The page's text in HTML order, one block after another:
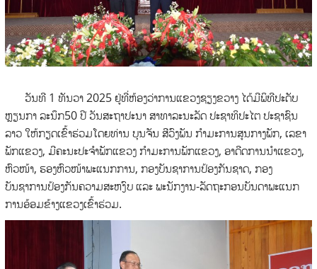
ວັນທີ 1 ທັນວາ 2025 ຢູ່ທີ່ຫ້ອງວ່າການແຂວງຊຽງຂວາງ ໄດ້ມີພິທີປະດັບ
ຫຼຽນກາ ລະນຶກ50 ປີ ວັນສະຖາປະນາ ສາທາລະນະລັດ ປະຊາທິປະໄຕ ປະຊາຊົນ
ລາວ ໃຫ້ກຽດເຂົ້າຮ່ວມໂດຍທ່ານ ບຸນຈັນ ສີວົງພັນ ກຳມະການສູນກາງພັກ, ເລຂາ
ພັກແຂວງ, ມີຄະນະປະຈຳພັກແຂວງ ກຳມະການພັກແຂວງ, ອາດີດການນຳແຂວງ,
ຫົວໜ້າ, ຮອງຫົວໜ້າພະແນກການ, ກອງບັນຊາການປ້ອງກັນຊາດ, ກອງ
ບັນຊາການປ້ອງກັນຄວາມສະຫງົບ ແລະ ພະນັກງານ-ລັດຖະກອນບັນດາພະແນກ
ການອ້ອມຂ້າງແຂວງເຂົ້າຮ່ວມ.